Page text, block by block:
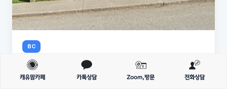
BC
Kamloops-Thompson
46 개교
캐유맘카페 카톡상담 Zoom,방문 전화상담